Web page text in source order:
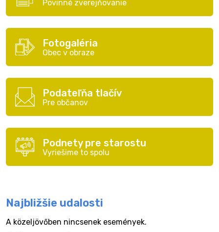
Povinné zverejňovanie
Fotogaléria
Obec v obraze
Podateľňa tlačív
Pre občanov
Podnety pre starostu
Vyriešime to spolu
Najbližšie udalosti
A közeljövőben nincsenek események.